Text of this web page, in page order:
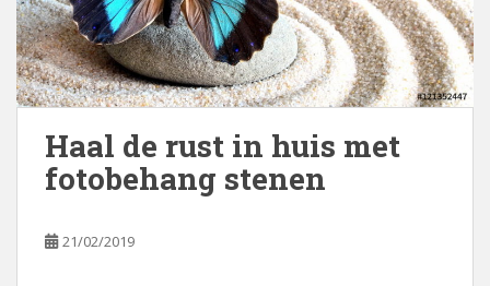
Haal de rust in huis met
fotobehang stenen
21/02/2019